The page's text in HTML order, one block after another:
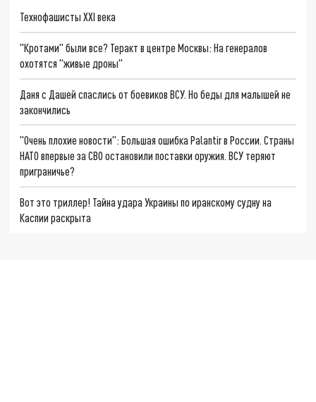
Технофашисты XXI века
"Кротами" были все? Теракт в центре Москвы: На генералов
охотятся "живые дроны"
Даня с Дашей спаслись от боевиков ВСУ. Но беды для малышей не
закончились
"Очень плохие новости": Большая ошибка Palantir в России. Страны
НАТО впервые за СВО остановили поставки оружия. ВСУ теряют
приграничье?
Вот это триллер! Тайна удара Украины по иранскому судну на
Каспии раскрыта